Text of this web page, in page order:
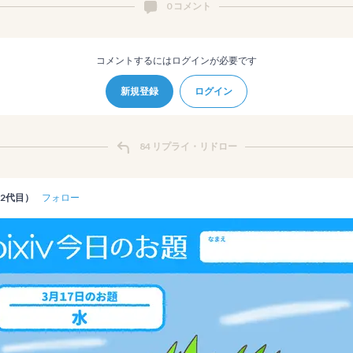
0 コメント
コメントするにはログインが必要です
新規登録 ログイン
84 リプライ・リドロー
代目） フォロー